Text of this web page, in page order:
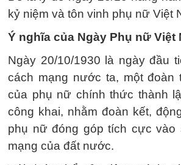
kỷ niệm và tôn vinh phụ nữ Việt
Ý nghĩa của Ngày Phụ nữ Việt
Ngày 20/10/1930 là ngày đầu
cách mạng nước ta, một đoàn
của phụ nữ chính thức thành
công khai, nhằm đoàn kết,
phụ nữ đóng góp tích cực vào
mạng của đất nước.